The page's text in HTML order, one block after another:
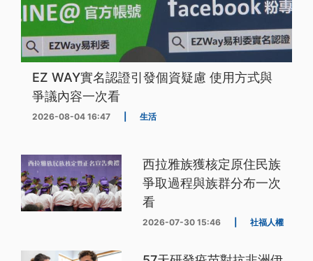
EZ WAY實名認證引發個資疑慮 使用方式與
爭議內容一次看
2026-08-04 16:47 生活
西拉雅族獲核定原住民族
爭取過程與族群分布一次
看
2026-07-30 15:46 社福人權